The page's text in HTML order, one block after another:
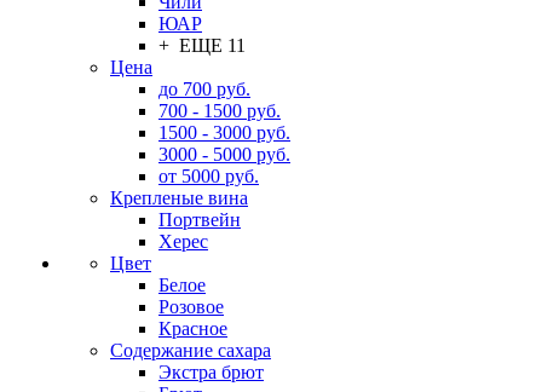
ЮАР
+ ЕЩЕ 11
Цена
до 700 руб.
700 - 1500 руб.
1500 - 3000 руб.
3000 - 5000 руб.
от 5000 руб.
Крепленые вина
Портвейн
Херес
Цвет
Белое
Розовое
Красное
Содержание сахара
Экстра брют